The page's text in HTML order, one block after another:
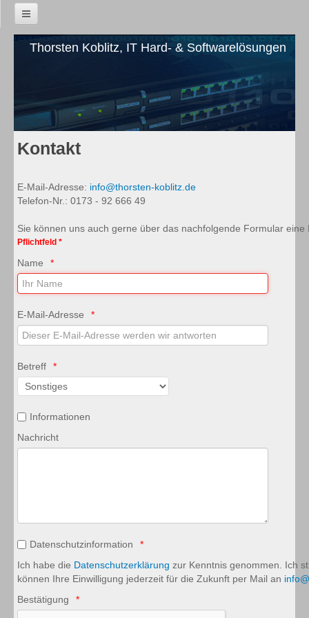
Thorsten Koblitz, IT Hard- & Softwarelösungen
Home
Dienstleistungen
Software-Entwicklung
Erstellung von Webanwendungen
IT-Sicherheit
Firewall und VPN
EDV-Ausstattung
Beratung (Consulting)
Suchmaschinenoptimierung
Produkte
Zugferd / XRechnung Erweiterung für orgaMAX
Impressum
Kontakt
E-Mail-Adresse: info@thorsten-koblitz.de
Telefon-Nr.: 0173 - 92 666 49
Sie können uns auch gerne über das nachfolgende Formular
Pflichtfeld *
Name
E-Mail-Adresse
Betreff
Informationen
Nachricht
Datenschutzinformation
Ich habe die Datenschutzerklärung zur Kenntnis genommen. Ich
können Ihre Einwilligung jederzeit für die Zukunft per Mail an
Bestätigung